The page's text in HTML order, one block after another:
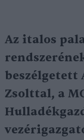
Az italos
beszélgetett
Zsolttal, a